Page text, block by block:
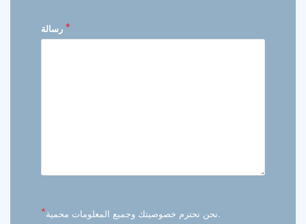
*
* نحن نحترم خصوصيتك وجميع المعلومات محمية.